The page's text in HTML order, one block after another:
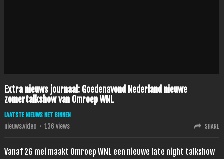
Extra nieuws journaal: Goedenavond Nederland nieuwe
zomertalkshow van Omroep WNL
LAATSTE NIEUWS NET BINNEN
nieuws.video · 136 views SHARE
Vanaf 26 mei maakt Omroep WNL een nieuwe late night talkshow